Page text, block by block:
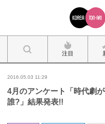
注目
2016.05.03 11:29
4月のアンケート「時代劇
誰?」結果発表!!